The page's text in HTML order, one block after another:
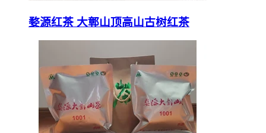
婺源红茶 大鄣山顶高山古树红茶